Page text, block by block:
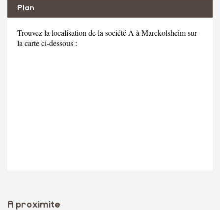
Plan
Trouvez la localisation de la société A à Marckolsheim sur
la carte ci-dessous :
A proximite